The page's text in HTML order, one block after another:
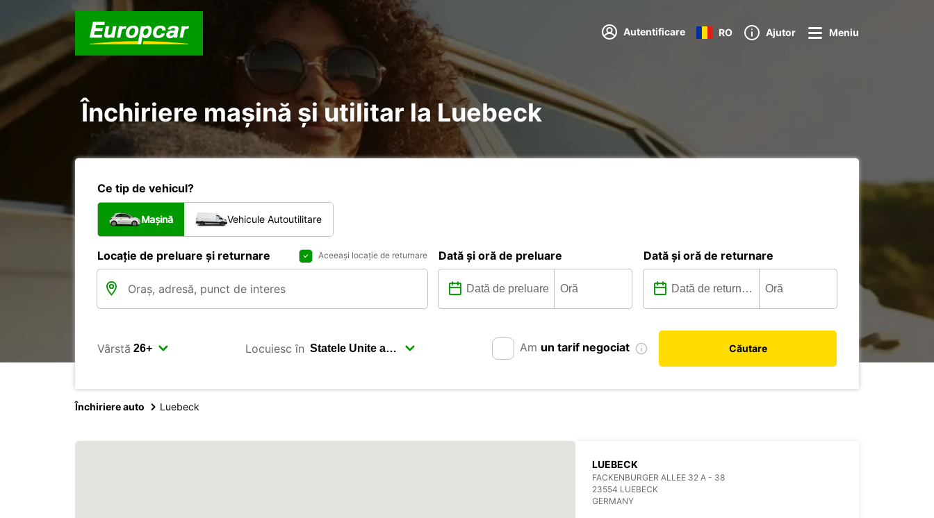
Autentificare RO Ajutor Meniu
Închiriere mașină și utilitar la Luebeck
Ce tip de vehicul?
Mașină Vehicule Autoutilitare
Locație de preluare și returnare Aceeași locație de returnare Dată și oră de preluare Dată și oră de returnare
Vârstă Locuiesc în Am un tarif negociat Căutare
Închiriere auto Luebeck
LUEBECK
FACKENBURGER ALLEE 32 A - 38
23554 LUEBECK
GERMANY